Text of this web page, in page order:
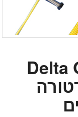
Delta